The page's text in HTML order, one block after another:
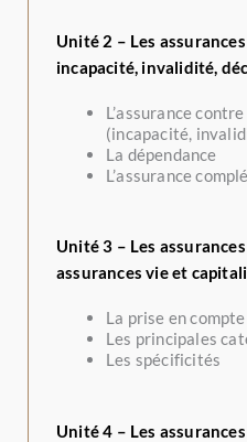
Unité 2 – Les
incapacité, invalidité,
L’assurance
(incapacité,
La dépendance
L’assurance
Unité 3 – Les
assurances vie et
La prise en
Les principales
Les spécificités
Unité 4 – Les